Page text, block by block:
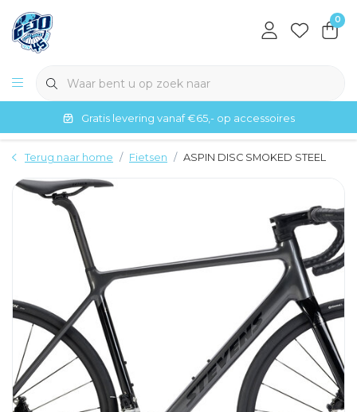
0
Gratis levering vanaf €65,- op accessoires
Terug naar home Fietsen ASPIN DISC SMOKED STEEL